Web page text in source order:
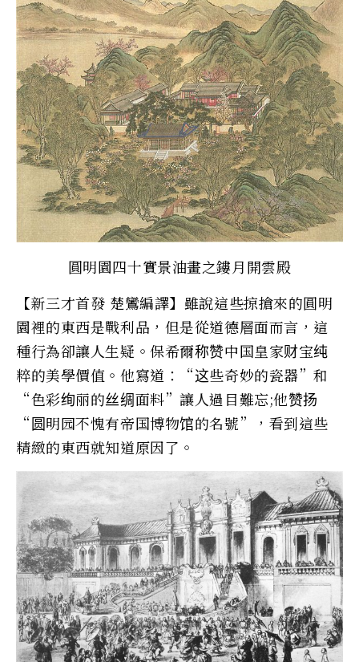
圓明園四十實景油畫之鏤月開雲殿
【新三才首發 楚鸞編譯】雖說這些掠搶來的圓明
園裡的東西是戰利品，但是從道德層面而言，這
種行為卻讓人生疑。保希爾称赞中国皇家财宝纯
粹的美學價值。他寫道：“这些奇妙的瓷器”和
“色彩绚丽的丝绸面料”讓人過目難忘;他赞扬
“圆明园不愧有帝国博物馆的名號”，看到這些
精緻的東西就知道原因了。